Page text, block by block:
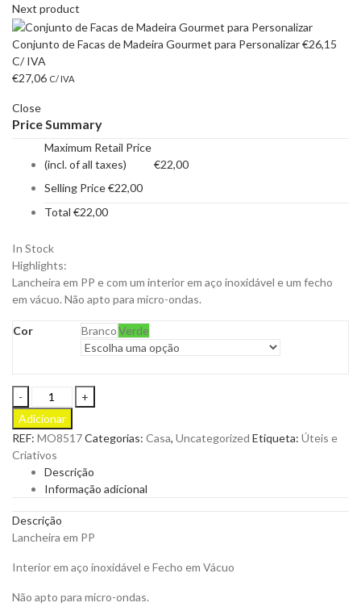
Next product
Conjunto de Facas de Madeira Gourmet para Personalizar€26,15
C/ IVA
€27,06 C/ IVA
Close
Price Summary
Maximum Retail Price
(incl. of all taxes)
€22,00
Selling Price€22,00
Total €22,00
In Stock
Highlights:
Lancheira em PP e com um interior em aço inoxidável e um fecho
em vácuo. Não apto para micro-ondas.
Cor BrancoVerde
Lancheira
Delux
Lunch
para
personalizar
quantity
Adicionar
REF: MO8517Categorias: Casa, Uncategorized Etiqueta: Úteis e
Criativos
Descrição
Informação adicional
Descrição
Lancheira em PP
Interior em aço inoxidável e Fecho em Vácuo
Não apto para micro-ondas.